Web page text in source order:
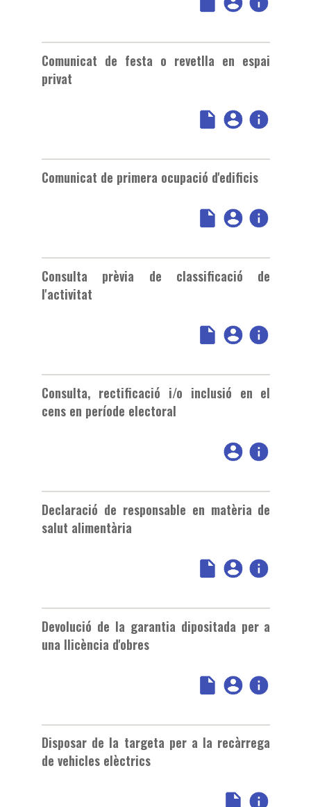
Comunicat de festa o revetlla en espai
privat
Comunicat de primera ocupació d'edificis
Consulta prèvia de classificació de
l'activitat
Consulta, rectificació i/o inclusió en el
cens en període electoral
Declaració de responsable en matèria de
salut alimentària
Devolució de la garantia dipositada per a
una llicència d'obres
Disposar de la targeta per a la recàrrega
de vehicles elèctrics